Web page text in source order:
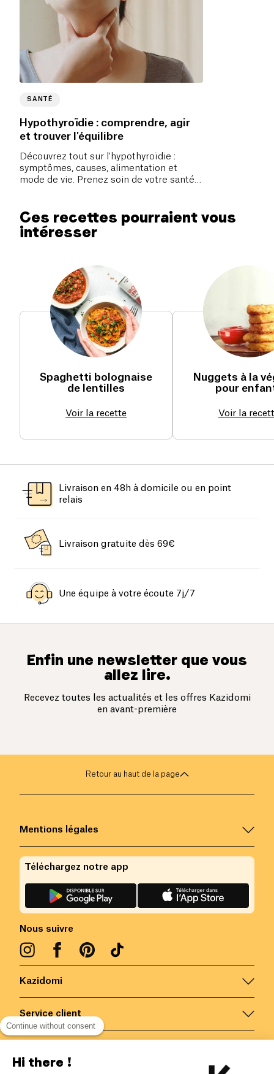
SANTÉ
Hypothyroïdie : comprendre, agir
et trouver l'équilibre
Découvrez tout sur l'hypothyroïdie :
symptômes, causes, alimentation et
mode de vie. Prenez soin de votre santé
Ces recettes pourraient vous
intéresser
Spaghetti bolognaise
de lentilles
Voir la recette
Nuggets à la
pour
Voir la
Livraison en 48h à domicile ou en point
relais
Livraison gratuite dès 69€
Une équipe à votre écoute 7j/7
Enfin une newsletter que vous
allez lire.
Recevez toutes les actualités et les offres Kazidomi
en avant-première
Retour au haut de la page
Kazidomi
Service client
Mentions légales
Nous suivre
Téléchargez notre app
Continue without consent
Hi there !